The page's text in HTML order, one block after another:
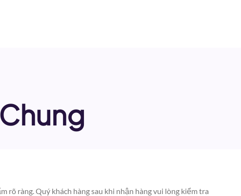
rõ ràng. Quý khách hàng sau khi nhận hàng vui lòng kiểm tra